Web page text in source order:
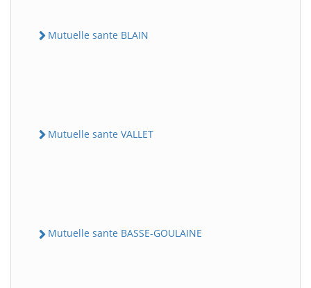
Mutuelle sante BLAIN
Mutuelle sante VALLET
Mutuelle sante BASSE-GOULAINE